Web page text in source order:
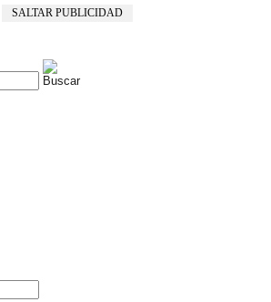
SALTAR PUBLICIDAD